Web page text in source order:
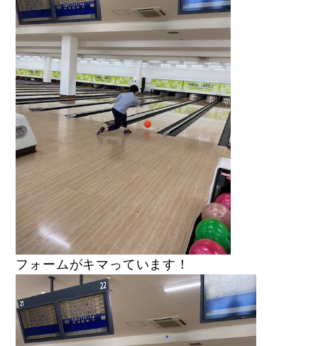
フォームがキマっています！